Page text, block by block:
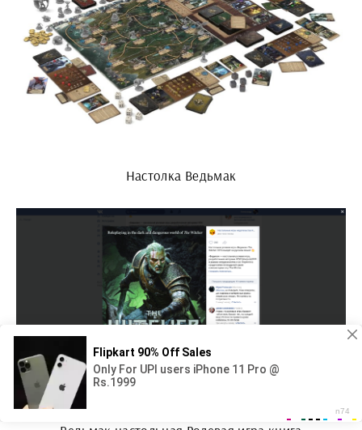
Настолка Ведьмак